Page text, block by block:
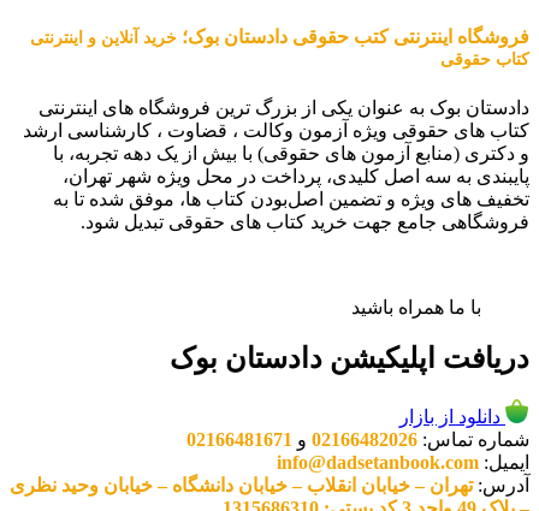
فروشگاه اینترنتی کتب حقوقی دادستان بوک؛ خرید آنلاین و اینترنتی
کتاب حقوقی
دادستان بوک به عنوان یکی از بزرگ ترین فروشگاه های اینترنتی
کتاب های حقوقی ویژه آزمون وکالت ، قضاوت ، کارشناسی ارشد
و دکتری (منابع آزمون های حقوقی) با بیش از یک دهه تجربه، با
پایبندی به سه اصل کلیدی، پرداخت در محل ویژه شهر تهران،
تخفیف های ویژه و تضمین اصل‌بودن کتاب ها، موفق شده تا به
فروشگاهی جامع جهت خرید کتاب های حقوقی تبدیل شود.
با ما همراه باشید
دریافت اپلیکیشن دادستان بوک
دانلود از بازار
شماره تماس: 02166482026 و 02166481671
ایمیل: info@dadsetanbook.com
آدرس:تهران – خیابان انقلاب – خیابان دانشگاه – خیابان وحید نظری